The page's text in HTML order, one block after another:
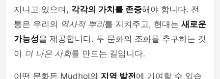
지니고 있으며, 각각의 가치를 존중해야 합니다. 전
통은 우리의 역사적 뿌리를 지켜주고, 현대는 새로운
가능성을 제공합니다. 두 문화의 조화를 추구하는 것
이 더 나은 사회를 만드는 길입니다.
어떤 문화든 Mudhol의 지역 발전에 기여할 수 있습